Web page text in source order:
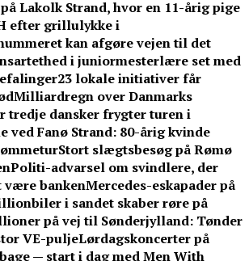
Lakolk Strand, hvor en 11-årig pige
efter grillulykke i
kan afgøre vejen til det
i juniormesterlære set med
23 lokale initiativer får
Milliardregn over Danmarks
tredje dansker frygter turen i
ved Fanø Strand: 80-årig kvinde
Stort slægtsbesøg på Rømø
Politi-advarsel om svindlere, der
være bankenMercedes-eskapader på
i sandet skaber røre på
på vej til Sønderjylland: Tønder
VE-puljeLørdagskoncerter på
— start i dag med Men With